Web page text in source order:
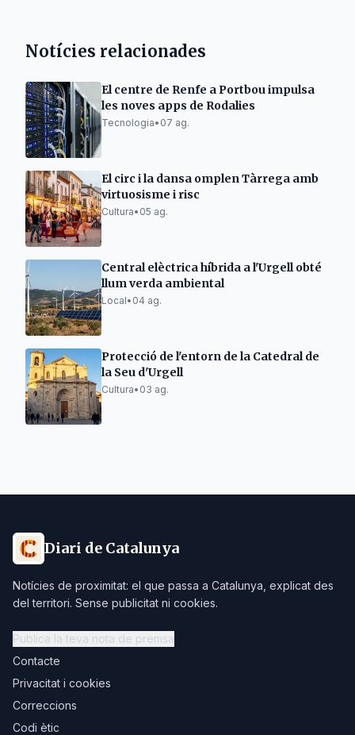
Notícies relacionades
El centre de Renfe a Portbou impulsa
les noves apps de Rodalies
Tecnologia• 07 ag.
El circ i la dansa omplen Tàrrega amb
virtuosisme i risc
Cultura• 05 ag.
Central elèctrica híbrida a l'Urgell obté
llum verda ambiental
Local• 04 ag.
Protecció de l'entorn de la Catedral de
la Seu d'Urgell
Cultura• 03 ag.
Diari de Catalunya
Notícies de proximitat: el que passa a Catalunya, explicat des
del territori. Sense publicitat ni cookies.
Publica la teva nota de premsa
Contacte
Privacitat i cookies
Correccions
Codi ètic